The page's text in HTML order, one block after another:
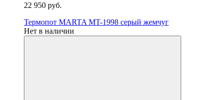
22 950 руб.
Термопот MARTA MT-1998 серый жемчуг
Нет в наличии